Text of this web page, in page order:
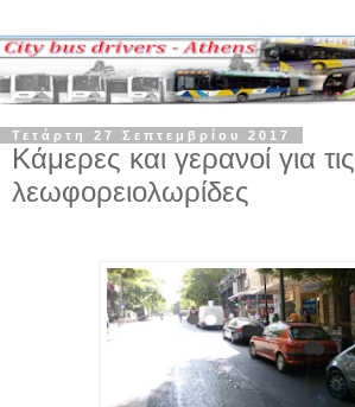
Τετάρτη 27 Σεπτεμβρίου 2017
Κάμερες και γερανοί για τις
λεωφορειολωρίδες